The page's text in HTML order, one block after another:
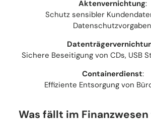
Aktenvernichtung:
Schutz sensibler
Sichere Beseitigung von CDs, USB
Containerdienst:
Effiziente Entsorgung von
Was fällt im